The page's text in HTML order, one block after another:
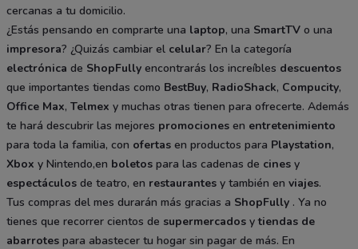
cercanas a tu domicilio.
¿Estás pensando en comprarte una laptop, una SmartTV o una
impresora? ¿Quizás cambiar el celular? En la categoría
electrónica de ShopFully encontrarás los increíbles descuentos
que importantes tiendas como BestBuy, RadioShack, Compucity,
Office Max, Telmex y muchas otras tienen para ofrecerte. Además
te hará descubrir las mejores promociones en entretenimiento
para toda la familia, con ofertas en productos para Playstation,
Xbox y Nintendo,en boletos para las cadenas de cines y
espectáculos de teatro, en restaurantes y también en viajes.
Tus compras del mes durarán más gracias a ShopFully . Ya no
tienes que recorrer cientos de supermercados ytiendas de
abarrotes para abastecer tu hogar sin pagar de más. En